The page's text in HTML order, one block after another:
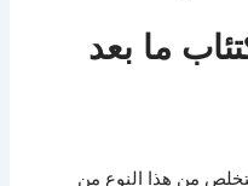
ما بعد
من هذا النوع من